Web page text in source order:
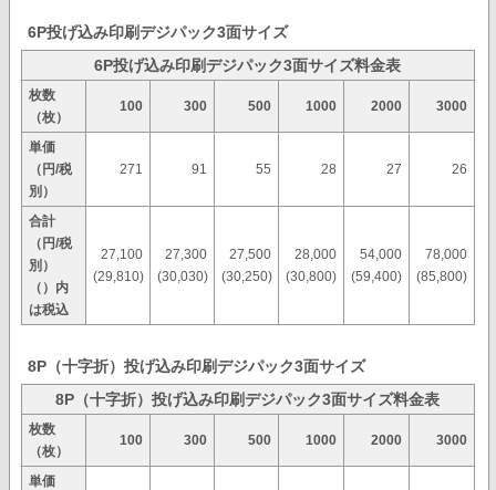
6P投げ込み印刷デジパック3面サイズ
6P投げ込み印刷デジパック3面サイズ料金表
枚数
（枚）
100 300 500 1000 2000 3000
単価
（円/税
別）
271 91 55 28 27 26
合計
（円/税
別）
（）内
は税込
27,100
(29,810)
27,300
(30,030)
27,500
(30,250)
28,000
(30,800)
54,000
(59,400)
78,000
(85,800)
8P（十字折）投げ込み印刷デジパック3面サイズ
8P（十字折）投げ込み印刷デジパック3面サイズ料金表
枚数
（枚）
100 300 500 1000 2000 3000
単価